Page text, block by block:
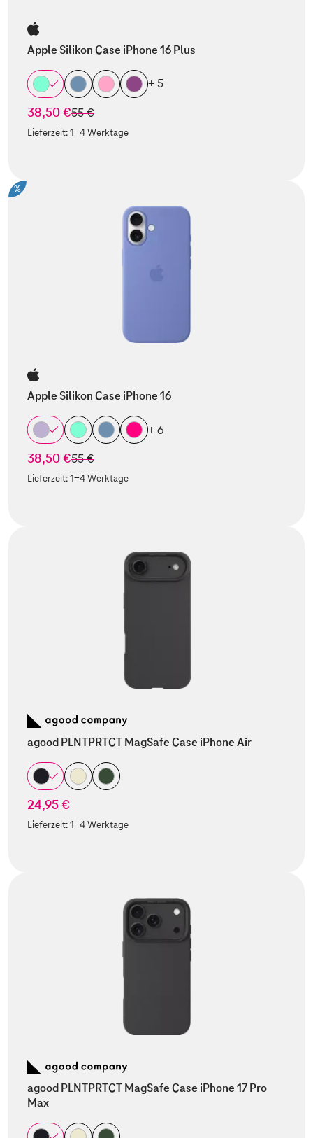
Apple Silikon Case iPhone 16 Plus
+ 5
38,50 €statt
55 €
Lieferzeit:1-4 Werktage
%
Apple Silikon Case iPhone 16
+ 6
38,50 €statt
55 €
Lieferzeit:1-4 Werktage
agood PLNTPRTCT MagSafe Case iPhone Air
24,95 €
Lieferzeit:1-4 Werktage
agood PLNTPRTCT MagSafe Case iPhone 17 Pro
Max